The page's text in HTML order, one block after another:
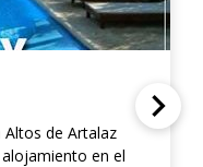
Altos de Artalaz
en el